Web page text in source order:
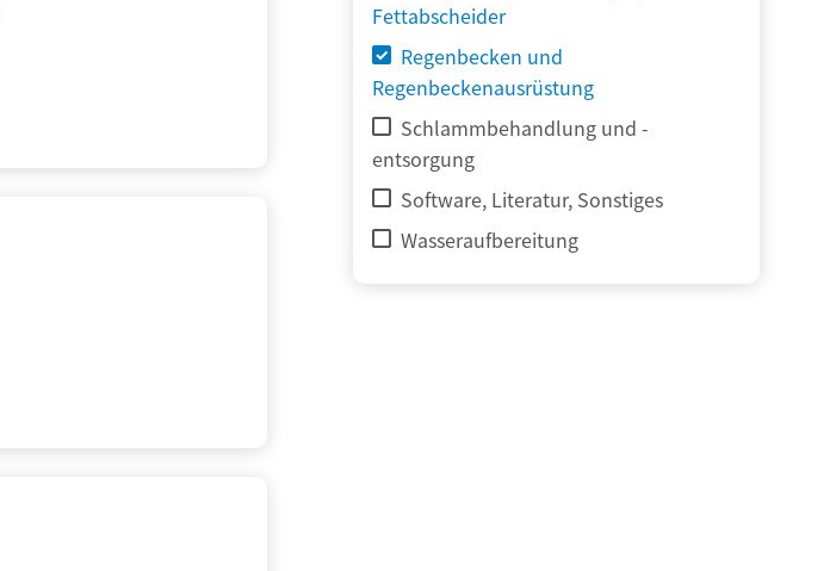
Fettabscheider
Regenbecken und
Regenbeckenausrüstung
Schlammbehandlung und -
entsorgung
Software, Literatur, Sonstiges
Wasseraufbereitung